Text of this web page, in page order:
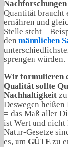
Quantität braucht
ernähren und
Stelle steht –
den männlichen
sprengen würden.
Wir formulieren
Qualität sollte
Nachhaltigkeit
Deswegen
= das Maß aller
ist Wert und nicht
Natur-Gesetze
es, um GÜTE zu